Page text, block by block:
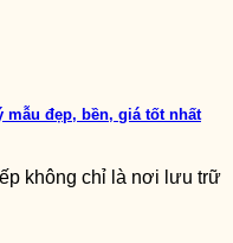
mẫu đẹp, bền, giá tốt nhất
không chỉ là nơi lưu trữ